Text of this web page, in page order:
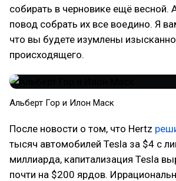
собирать в черновике ещё весной.
повод собрать их все воедино. Я
что вы будете изумлены
происходящего.
Альберт Гор и Илон Маск
После новости о том, что Hertz
тысяч автомобилей Tesla за $4 с
миллиарда, капитализация Tesla
почти на $200 ярдов.